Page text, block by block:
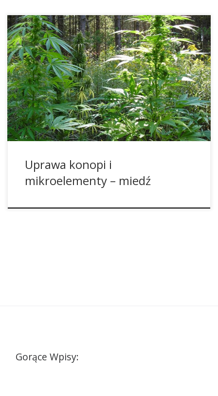
OPIS: Miedź gra ważną rolę przy syntezie różnych
enzymów, które sprzyjają przemianę materii i są niezbędne
do życia rośliny. NIEDOBÓR: Przy niedoborze występują
różne symptomy. Zazwyczaj są dotknięte młode pędy i
młode liście. Obrzeża liści najpierw rozwijają nekrozę.
Później pojawia się miedziano-czerwone przebarwienie
wzdłuż dotkniętych miejsc. Przy takich objawach należy […]
Uprawa konopi i
mikroelementy – miedź
Gorące Wpisy: